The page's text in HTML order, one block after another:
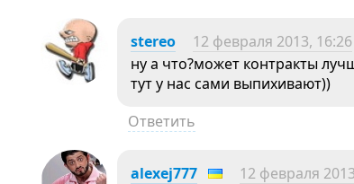
stereo 12 февраля 2013, 16:26
ну а что?может контракты
тут у нас сами выпихивают))
Ответить
alexej777 12 февраля